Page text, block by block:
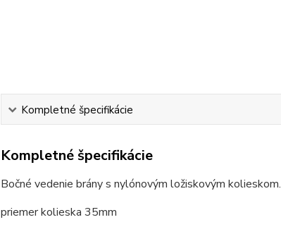
Kompletné špecifikácie
Kompletné špecifikácie
Bočné vedenie brány s nylónovým ložiskovým kolieskom.
priemer kolieska 35mm